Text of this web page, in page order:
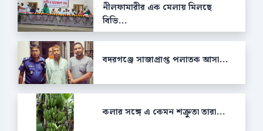
নীলফামারীর এক মেলায় মিলছে
বিভি...
বদরগঞ্জে সাজাপ্রাপ্ত পলাতক আসা...
কলার সঙ্গে এ কেমন শক্রুতা তারা...